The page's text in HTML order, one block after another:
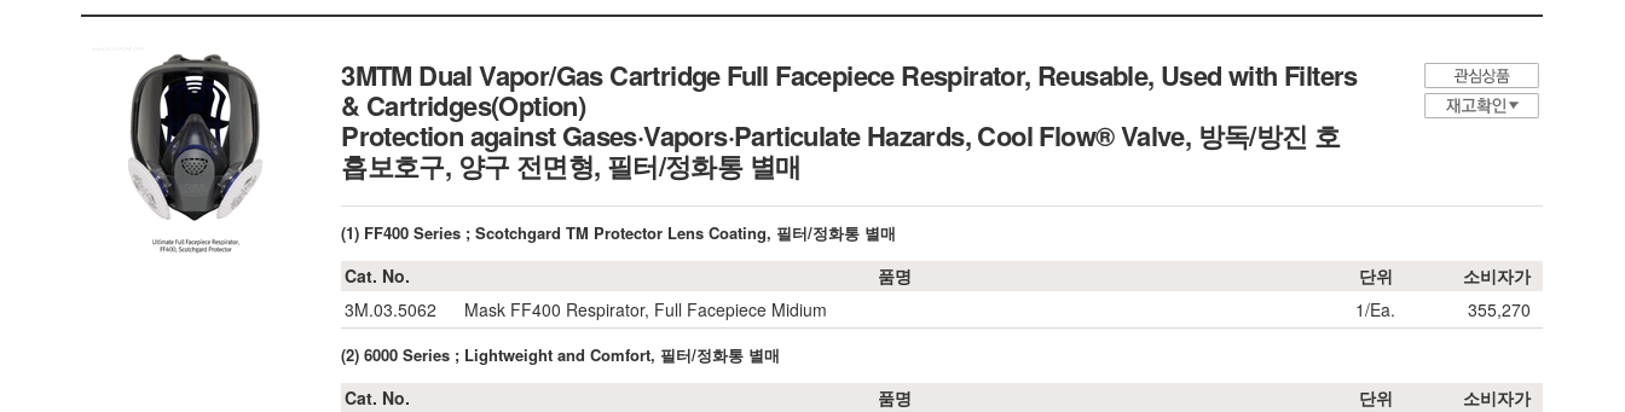
3MTM Dual Vapor/Gas Cartridge Full Facepiece Respirator, Reusable, Used with Filters
& Cartridges(Option)
Protection against Gases·Vapors·Particulate Hazards, Cool Flow® Valve, 방독/방진 호
흡보호구, 양구 전면형, 필터/정화통 별매
(1) FF400 Series ; Scotchgard TM Protector Lens Coating, 필터/정화통 별매
Cat. No. 품명 단위
소비자가
3M.03.5062
Mask FF400 Respirator, Full Facepiece Midium 1/Ea. 355,270
(2) 6000 Series ; Lightweight and Comfort, 필터/정화통 별매
Cat. No. 품명 단위
소비자가